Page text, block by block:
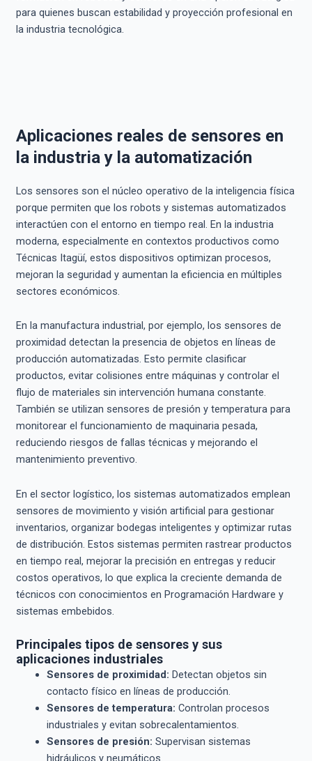
para quienes buscan estabilidad y proyección profesional en
la industria tecnológica.
Aplicaciones reales de sensores en
la industria y la automatización
Los sensores son el núcleo operativo de la inteligencia física
porque permiten que los robots y sistemas automatizados
interactúen con el entorno en tiempo real. En la industria
moderna, especialmente en contextos productivos como
Técnicas Itagüí, estos dispositivos optimizan procesos,
mejoran la seguridad y aumentan la eficiencia en múltiples
sectores económicos.
En la manufactura industrial, por ejemplo, los sensores de
proximidad detectan la presencia de objetos en líneas de
producción automatizadas. Esto permite clasificar
productos, evitar colisiones entre máquinas y controlar el
flujo de materiales sin intervención humana constante.
También se utilizan sensores de presión y temperatura para
monitorear el funcionamiento de maquinaria pesada,
reduciendo riesgos de fallas técnicas y mejorando el
mantenimiento preventivo.
En el sector logístico, los sistemas automatizados emplean
sensores de movimiento y visión artificial para gestionar
inventarios, organizar bodegas inteligentes y optimizar rutas
de distribución. Estos sistemas permiten rastrear productos
en tiempo real, mejorar la precisión en entregas y reducir
costos operativos, lo que explica la creciente demanda de
técnicos con conocimientos en Programación Hardware y
sistemas embebidos.
Principales tipos de sensores y sus
aplicaciones industriales
Sensores de proximidad: Detectan objetos sin
contacto físico en líneas de producción.
Sensores de temperatura: Controlan procesos
industriales y evitan sobrecalentamientos.
Sensores de presión: Supervisan sistemas
hidráulicos y neumáticos.